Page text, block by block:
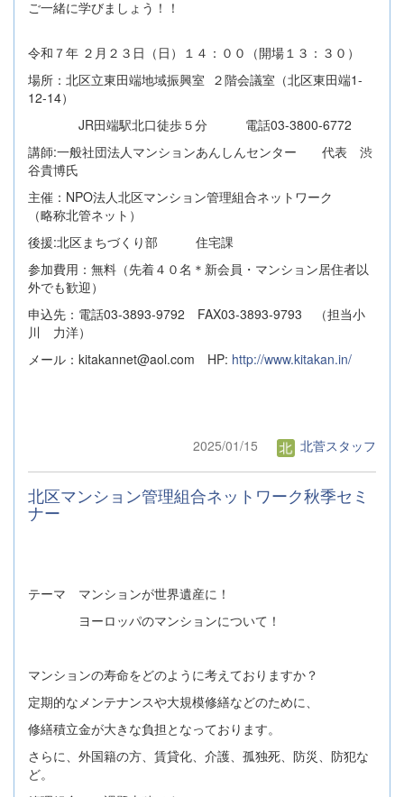
ご一緒に学びましょう！！
令和７年 ２月２３日（日）１４：００（開場１３：３０）
場所：北区立東田端地域振興室 ２階会議室（北区東田端1-
12-14）
JR田端駅北口徒歩５分 電話03-3800-6772
講師:一般社団法人マンションあんしんセンター 代表 渋
谷貴博氏
主催：NPO法人北区マンション管理組合ネットワーク
（略称北管ネット）
後援:北区まちづくり部 住宅課
参加費用：無料（先着４０名＊新会員・マンション居住者以
外でも歓迎）
申込先：電話03-3893-9792 FAX03-3893-9793 （担当小
川 力洋）
メール：kitakannet@aol.com HP: http://www.kitakan.in/
2025/01/15 北菅スタッフ
北区マンション管理組合ネットワーク秋季セミ
ナー
テーマ マンションが世界遺産に！
ヨーロッパのマンションについて！
マンションの寿命をどのように考えておりますか？
定期的なメンテナンスや大規模修繕などのために、
修繕積立金が大きな負担となっております。
さらに、外国籍の方、賃貸化、介護、孤独死、防災、防犯な
ど。